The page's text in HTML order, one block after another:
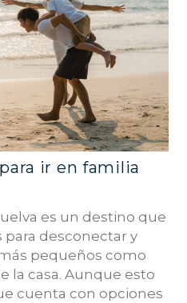
ir en familia
es un destino que
desconectar y
pequeños como
la casa. Aunque esto
cuenta con opciones